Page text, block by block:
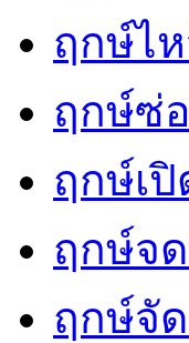
ฤกษ์ไ
ฤกษ์ซ่
ฤกษ์เ
ฤกษ์จ
ฤกษ์จั